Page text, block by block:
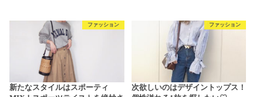
ファッション
新たなスタイルはスポーティ
ファッション
次欲しいのはデザイントップス！